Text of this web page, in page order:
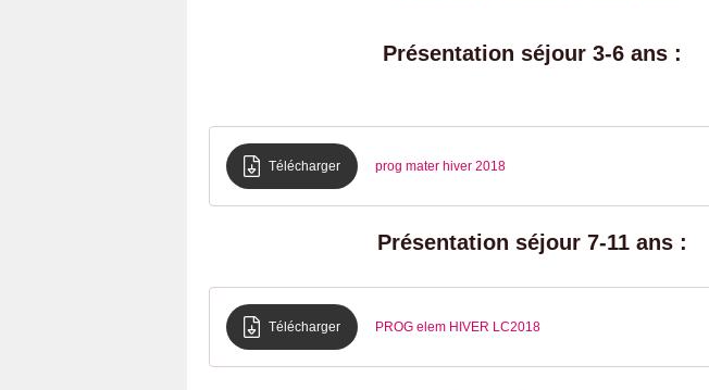
Présentation séjour 3-6 ans :
Télécharger prog mater hiver 2018
Présentation séjour 7-11 ans :
Télécharger PROG elem HIVER LC2018